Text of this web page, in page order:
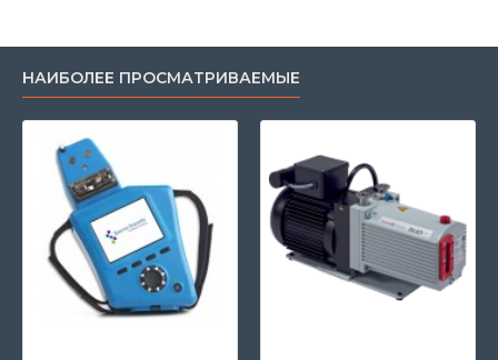
НАИБОЛЕЕ ПРОСМАТРИВАЕМЫЕ